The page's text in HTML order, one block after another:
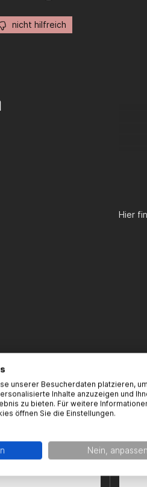
nicht hilfreich
Hier
unserer Besucherdaten platzieren,
Inhalte anzuzeigen und
zu bieten. Für weitere
öffnen Sie die Einstellungen.
Nein, anpassen